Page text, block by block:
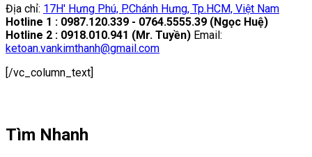
Địa chỉ: 17H' Hưng Phú, P.Chánh Hưng, Tp.HCM, Việt Nam
Hotline 1 : 0987.120.339 - 0764.5555.39 (Ngọc Huệ)
Hotline 2 : 0918.010.941 (Mr. Tuyền) Email:
ketoan.vankimthanh@gmail.com
[/vc_column_text]
Tìm Nhanh